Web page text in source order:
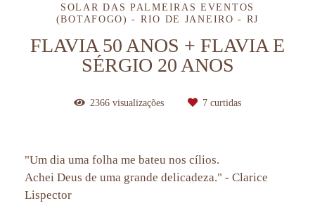
SOLAR DAS PALMEIRAS EVENTOS
(BOTAFOGO) - RIO DE JANEIRO - RJ
FLAVIA 50 ANOS + FLAVIA E
SÉRGIO 20 ANOS
2366 visualizações 7 curtidas
"Um dia uma folha me bateu nos cílios.
Achei Deus de uma grande delicadeza." - Clarice
Lispector